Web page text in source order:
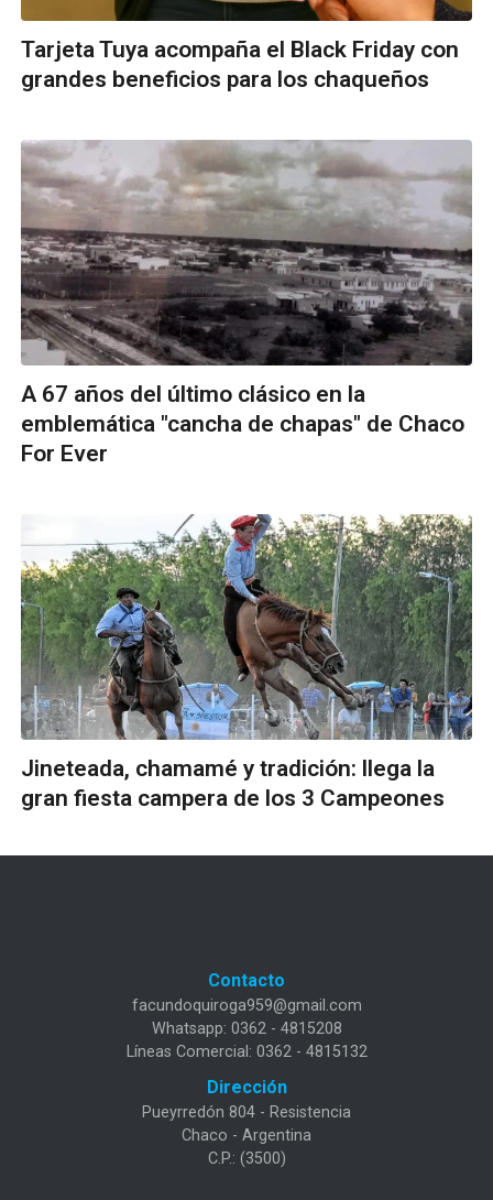
Tarjeta Tuya acompaña el Black Friday con
grandes beneficios para los chaqueños
A 67 años del último clásico en la
emblemática "cancha de chapas" de Chaco
For Ever
Jineteada, chamamé y tradición: llega la
gran fiesta campera de los 3 Campeones
Contacto
facundoquiroga959@gmail.com
Whatsapp: 0362 - 4815208
Líneas Comercial: 0362 - 4815132
Dirección
Pueyrredón 804 - Resistencia
Chaco - Argentina
C.P.: (3500)